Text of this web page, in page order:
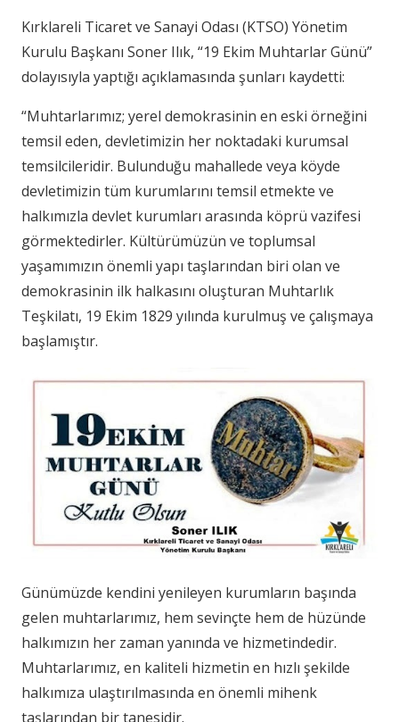
Kırklareli Ticaret ve Sanayi Odası (KTSO) Yönetim
Kurulu Başkanı Soner Ilık, “19 Ekim Muhtarlar Günü”
dolayısıyla yaptığı açıklamasında şunları kaydetti:
“Muhtarlarımız; yerel demokrasinin en eski örneğini
temsil eden, devletimizin her noktadaki kurumsal
temsilcileridir. Bulunduğu mahallede veya köyde
devletimizin tüm kurumlarını temsil etmekte ve
halkımızla devlet kurumları arasında köprü vazifesi
görmektedirler. Kültürümüzün ve toplumsal
yaşamımızın önemli yapı taşlarından biri olan ve
demokrasinin ilk halkasını oluşturan Muhtarlık
Teşkilatı, 19 Ekim 1829 yılında kurulmuş ve çalışmaya
başlamıştır.
Günümüzde kendini yenileyen kurumların başında
gelen muhtarlarımız, hem sevinçte hem de hüzünde
halkımızın her zaman yanında ve hizmetindedir.
Muhtarlarımız, en kaliteli hizmetin en hızlı şekilde
halkımıza ulaştırılmasında en önemli mihenk
taşlarından bir tanesidir.